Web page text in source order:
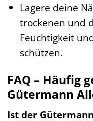
Lagere deine
trockenen und
Feuchtigkeit
schützen.
FAQ – Häufig
Gütermann
Ist der